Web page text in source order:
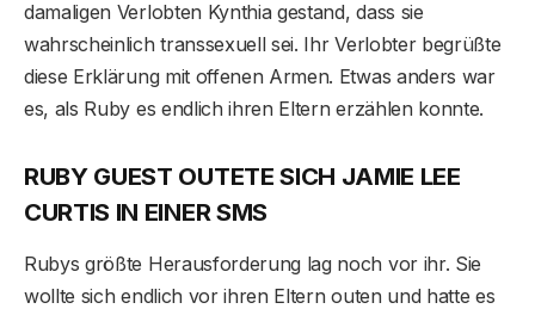
damaligen Verlobten Kynthia gestand, dass sie
wahrscheinlich transsexuell sei. Ihr Verlobter begrüßte
diese Erklärung mit offenen Armen. Etwas anders war
es, als Ruby es endlich ihren Eltern erzählen konnte.
RUBY GUEST OUTETE SICH JAMIE LEE
CURTIS IN EINER SMS
Rubys größte Herausforderung lag noch vor ihr. Sie
wollte sich endlich vor ihren Eltern outen und hatte es